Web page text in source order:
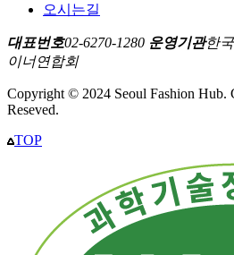
오시는길
대표번호02-6270-1280 운영기관한
이너연합회
Copyright © 2024 Seoul Fashion Hub.
Reseved.
TOP